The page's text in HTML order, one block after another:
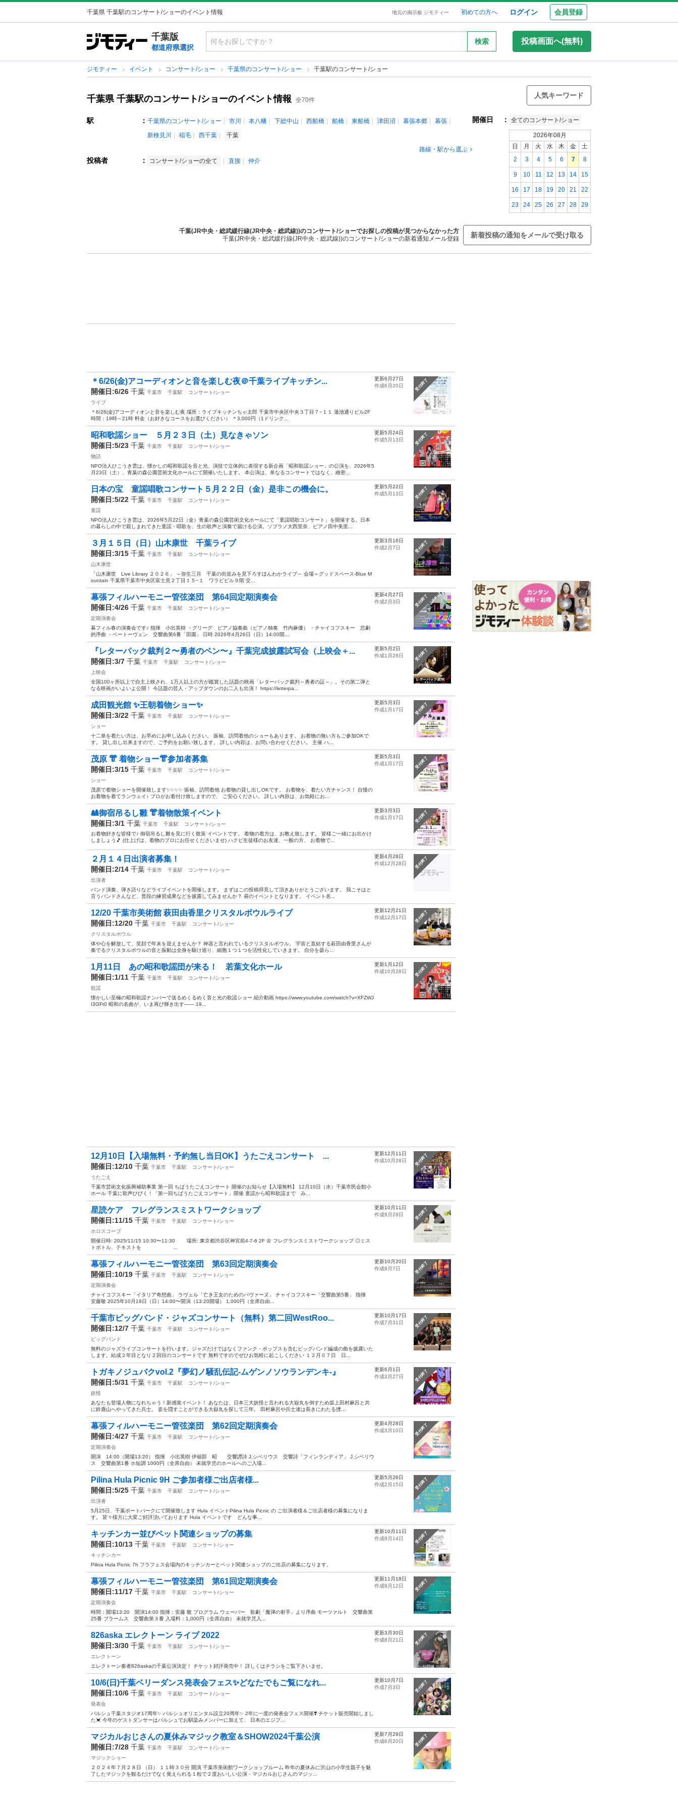
千葉県 千葉駅のコンサート/ショーのイベント情報 地元の掲示板 ジモティー 初めての方へ ログイン 会員登録
千葉版
都道府県選択
検索 投稿画面へ(無料)
ジモティー イベント コンサート/ショー 千葉県のコンサート/ショー 千葉駅のコンサート/ショー
千葉県 千葉駅のコンサート/ショーのイベント情報 全70件
人気キーワード
駅 ： 千葉県のコンサート/ショー 市川 本八幡 下総中山 西船橋 船橋 東船橋 津田沼 幕張本郷
幕張
新検見川
稲毛 西千葉
千葉
路線・駅から選ぶ
投稿者 ： コンサート/ショーの全て 直接 仲介
開催日 ： 全てのコンサート/ショー
2026年08月
日
月 火 水 木 金
土
2
3 4 5 6 7 8
9 10 11 12 13 14 15
16 17 18 19 20 21 22
23 24 25 26 27 28 29
千葉(JR中央・総武緩行線(JR中央・総武線))のコンサート/ショーでお探しの投稿が見つからなかった方
千葉(JR中央・総武緩行線(JR中央・総武線))のコンサート/ショーの新着通知メール登録
新着投稿の通知をメールで受け取る
受付終了
＊6/26(金)アコーディオンと音を楽しむ夜＠千葉ライブキッチン...
開催日:6/26 千葉 千葉市 千葉駅
コンサート/ショー
ライブ
＊6/26(金)アコーディオンと音を楽しむ夜 場所：ライブキッチンちゃ太郎 千葉市中央区中央３丁目７−１１ 蓮池通りビル2F
時間：19時～21時 料金（お好きなコースをお選びください） ＊3,000円（1ドリンク...
更新6月27日
作成6月20日
受付終了
昭和歌謡ショー ５月２３日（土）見なきゃソン
開催日:5/23 千葉 千葉市 千葉駅
コンサート/ショー
物語
NPO法人ひこうき雲は、懐かしの昭和歌謡を音と光、演技で立体的に表現する新企画「昭和歌謡ショー」の公演を、2026年5
月23日（土）、青葉の森公園芸術文化ホールにて開催いたします。 本公演は、単なるコンサートではなく、緻密...
更新5月24日
作成5月13日
受付終了
日本の宝 童謡唱歌コンサート５月２２日（金）是非この機会に。
開催日:5/22 千葉 千葉市 千葉駅
コンサート/ショー
童謡
NPO法人ひこうき雲は、2026年5月22日（金）青葉の森公園芸術文化ホールにて「童謡唱歌コンサート」を開催する。日本
の暮らしの中で親しまれてきた童謡・唱歌を、生の歌声と演奏で届ける公演。ソプラノ大西里奈、ピアノ田中美里...
更新5月22日
作成5月13日
受付終了
３月１５日（日）山木康世 千葉ライブ
開催日:3/15 千葉 千葉市 千葉駅
コンサート/ショー
山木康世
「山木康世 Live Library ２０２６」 ～弥生三月 千葉の街並みを見下ろすほんわかライブ～ 会場＝グッドスペース-Blue M
ountain 千葉県千葉市中央区富士見２丁目１５−１ ワラビビル９階 交...
更新3月16日
作成2月7日
受付終了
幕張フィルハーモニー管弦楽団 第64回定期演奏会
開催日:4/26 千葉 千葉市 千葉駅
コンサート/ショー
定期演奏会
幕フィル春の演奏会です♪ 指揮 小出英樹 ・グリーグ ピアノ協奏曲（ピアノ独奏 竹内麻優） ・チャイコフスキー 悲劇
的序曲 ・ベートーヴェン 交響曲第6番「田園」 日時 2026年4月26日（日）14:00開...
更新4月27日
作成2月3日
受付終了
『レターパック裁判２〜勇者のペン〜』千葉完成披露試写会（上映会＋...
開催日:3/7 千葉 千葉市 千葉駅
コンサート/ショー
上映会
全国100ヶ所以上で自主上映され、1万人以上の方が鑑賞した話題の映画「レターパック裁判～勇者の証～」。その第二弾と
なる映画がいよいよ公開！ 今話題の芸人・アップダウンのお二人も出演！ https://letterpa...
更新5月2日
作成1月28日
受付終了
成田観光館 ✨王朝着物ショー✨
開催日:3/22 千葉 千葉市 千葉駅
コンサート/ショー
ショー
十二単を着たい方は、お早めにお申し込みください。 振袖、訪問着他のショーもあります。 お着物の無い方もご参加OKで
す。 貸し出し出来ますので、ご予約をお願い致します。 詳しい内容は、お問い合わせください。 主催 ハ...
更新5月3日
作成1月17日
受付終了
茂原 👘 着物ショー👘参加者募集
開催日:3/15 千葉 千葉市 千葉駅
コンサート/ショー
ショー
茂原で着物ショーを開催致します✨✨✨✨ 振袖、訪問着他 お着物の貸し出しOKです。 お着物を、着たい方チャンス！ 自慢の
お着物を着てランウェイ♪ プロがお着付け致しますので、 ご安心ください。 詳しい内容は、お気軽にお...
更新5月3日
作成1月17日
受付終了
🎎御宿吊るし雛 👘着物散策イベント
開催日:3/1 千葉 千葉市 千葉駅
コンサート/ショー
お着物好きな皆様で♪ 御宿吊るし雛を見に行く散策 イベントです。 着物の着方は、お教え致します。 皆様ご一緒にお出かけ
しましょう🎵 (仕上げは、着物のプロにお任せくださいませ) ハクビ生徒様のお友達、一般の方、 お着物で...
更新3月3日
作成1月17日
受付終了
２月１４日出演者募集！
開催日:2/14 千葉 千葉市 千葉駅
コンサート/ショー
出演者
バンド演奏、弾き語りなどライブイベントを開催します。 まずはこの投稿拝見して頂きありがとうございます。 我こそはと
言うバンドさんなど、普段の練習成果などを披露してみませんか？ 昼のイベントとなります。 イベント名...
更新4月28日
作成12月28日
受付終了
12/20 千葉市美術館 萩田由香里クリスタルボウルライブ
開催日:12/20 千葉 千葉市 千葉駅
コンサート/ショー
クリスタルボウル
体や心を解放して、笑顔で年末を迎えませんか？ 神器と言われているクリスタルボウル。 宇宙と直結する萩田由香里さんが
奏でるクリスタルボウルの音と振動は全身を駆け巡り、細胞１つ１つを活性化していきます。 自分を曇ら...
更新12月21日
作成12月17日
受付終了
1月11日 あの昭和歌謡団が来る！ 若葉文化ホール
開催日:1/11 千葉 千葉市 千葉駅
コンサート/ショー
歌謡
懐かしい至極の昭和歌謡ナンバーで送るめくるめく音と光の歌謡ショー 紹介動画 https://www.youtube.com/watch?v=XFZWJ
I3GFt0 昭和の名曲が、いま再び輝き出す―― 19...
更新1月12日
作成10月28日
受付終了
12月10日【入場無料・予約無し当日OK】うたごえコンサート ...
開催日:12/10 千葉 千葉市 千葉駅
コンサート/ショー
うたごえ
千葉市芸術文化振興補助事業 第一回 ちばうたごえコンサート 開催のお知らせ【入場無料】 12月10日（水）千葉市民会館小
ホール 千葉に歌声ひびく！「第一回ちばうたごえコンサート」開催 童謡から昭和歌謡まで み...
更新12月11日
作成10月28日
受付終了
星読ケア フレグランスミストワークショップ
開催日:11/15 千葉 千葉市 千葉駅
コンサート/ショー
ホロスコープ
開催日時: 2025/11/15 10:30〜11:30 場所: 東京都渋谷区神宮前4-7-6 2F 🌼 フレグランスミストワークショップ ◎ミス
トボトル、テキストを ...
更新10月11日
作成9月28日
受付終了
幕張フィルハーモニー管弦楽団 第63回定期演奏会
開催日:10/19 千葉 千葉市 千葉駅
コンサート/ショー
定期演奏会
チャイコフスキー「イタリア奇想曲」 ラヴェル「亡き王女のためのパヴァーヌ」 チャイコフスキー「交響曲第5番」 指揮
安藤敬 2025年10月19日（日）14:00〜開演（13:20開場） 1,000円（全席自由...
更新10月20日
作成9月7日
受付終了
千葉市ビッグバンド・ジャズコンサート（無料）第二回WestRoo...
開催日:12/7 千葉 千葉市 千葉駅
コンサート/ショー
ビッグバンド
無料のジャズライブコンサートを行います。ジャズだけではなくファンク・ポップスも含むビッグバンド編成の曲を披露いた
します。結成２年目となり２回目のコンサートです 無料ですのでぜひお気軽に起こしください １２月０７日 日...
更新10月17日
作成7月31日
受付終了
トガキノジュバクvol.2『夢幻ノ騒乱伝記-ムゲンノソウランデンキ-』
開催日:5/31 千葉 千葉市 千葉駅
コンサート/ショー
妖怪
あなたも登場人物になれちゃう！新感覚イベント！ あなたは、日本三大妖怪と言われる大嶽丸を倒すため坂上田村麻呂と共
に鈴鹿山へやってきた兵士。 姿を隠すことができる大嶽丸を探して三年。 田村麻呂や兵士達は長きにわたる捜...
更新6月1日
作成3月27日
受付終了
幕張フィルハーモニー管弦楽団 第62回定期演奏会
開催日:4/27 千葉 千葉市 千葉駅
コンサート/ショー
定期演奏会
開演 14:00（開場13:20） 指揮 小出英樹 伊福部 昭 交響譚詩 J.シベリウス 交響詩「フィンランディア」 J.シベリウ
ス 交響曲第1番 ホ短調 1000円（全席自由） 未就学児のホールへのご入場...
更新4月28日
作成3月10日
受付終了
Pilina Hula Picnic 9H ご参加者様ご出店者様...
開催日:5/25 千葉 千葉市 千葉駅
コンサート/ショー
出演者
5月25日、千葉ポートパークにて開催致します Hula イベントPilina Hula Picnic の ご出演者様＆ご出店者様の募集になりま
す。 皆々様方に大変ご好評頂いております Hula イベントです どんな事...
更新5月26日
作成2月15日
受付終了
キッチンカー並びペット関連ショップの募集
開催日:10/13 千葉 千葉市 千葉駅
コンサート/ショー
キッチンカー
Pilina Hula Picnic 7h フラフェス会場内のキッチンカーとペット関連ショップのご出店の募集になります。
更新10月11日
作成9月14日
受付終了
幕張フィルハーモニー管弦楽団 第61回定期演奏会
開催日:11/17 千葉 千葉市 千葉駅
コンサート/ショー
定期演奏会
時間：開場13:20 開演14:00 指揮：安藤 敬 プログラム ウェーバー 歌劇「魔弾の射手」より序曲 モーツァルト 交響曲第
25番 ブラームス 交響曲第３番 入場料：1,000円（全席自由） 未就学児入...
更新11月18日
作成9月12日
受付終了
826aska エレクトーン ライブ 2022
開催日:3/30 千葉 千葉市 千葉駅
コンサート/ショー
エレクトーン
エレクトーン奏者826askaの千葉公演決定！ チケット好評発売中！ 詳しくはチラシをご覧下さいませ。
更新3月30日
作成8月21日
受付終了
10/6(日)千葉ベリーダンス発表会フェス✨どなたでもご覧になれ...
開催日:10/6 千葉 千葉市 千葉駅
コンサート/ショー
発表会
バルシュ千葉スタジオ17周年✨ バルシュオリエンタル設立20周年✨ 2年に一度の発表会フェス開催❣️ チケット販売開始しまし
た💓 今年のゲストダンサーはバルシュでお馴染みメンバーに加えて、 日本のエジプ...
更新10月7日
作成7月3日
受付終了
マジカルおじさんの夏休みマジック教室＆SHOW2024千葉公演
開催日:7/28 千葉 千葉市 千葉駅
コンサート/ショー
マジックショー
２０２４年７月２８日 （日） １１時３０分 開演 千葉市美術館ワークショップルーム 昨年の夏休みに沢山の小学生親子を魅
了したマジックを観るだけでなく覚えられる１粒で２度おいしい公演・マジカルおじさんのマジッ...
更新7月29日
作成6月20日